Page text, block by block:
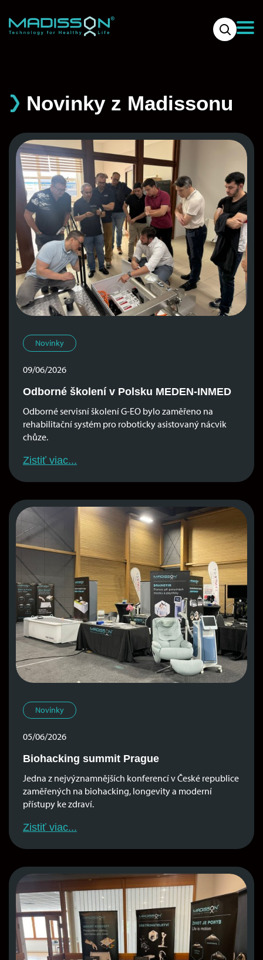
Novinky z Madissonu
Novinky
09/06/2026
Odborné školení v Polsku MEDEN-INMED
Odborné servisní školení G-EO bylo zaměřeno na
rehabilitační systém pro roboticky asistovaný nácvik
chůze.
Zistiť viac...
Novinky
05/06/2026
Biohacking summit Prague
Jedna z nejvýznamnějších konferencí v České republice
zaměřených na biohacking, longevity a moderní
přístupy ke zdraví.
Zistiť viac...